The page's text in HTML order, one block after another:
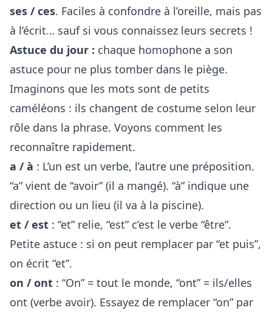
ses / ces. Faciles à confondre à l’oreille, mais pas
à l’écrit… sauf si vous connaissez leurs secrets !
Astuce du jour : chaque homophone a son
astuce pour ne plus tomber dans le piège.
Imaginons que les mots sont de petits
caméléons : ils changent de costume selon leur
rôle dans la phrase. Voyons comment les
reconnaître rapidement.
a / à : L’un est un verbe, l’autre une préposition.
“a” vient de “avoir” (il a mangé). “à” indique une
direction ou un lieu (il va à la piscine).
et / est : “et” relie, “est” c’est le verbe “être”.
Petite astuce : si on peut remplacer par “et puis”,
on écrit “et”.
on / ont : “On” = tout le monde, “ont” = ils/elles
ont (verbe avoir). Essayez de remplacer “on” par